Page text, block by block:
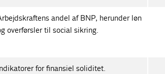
andel af BNP, herunder løn
overførsler til social sikring.
for finansiel soliditet.